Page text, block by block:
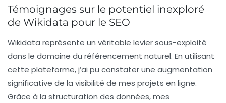
Témoignages sur le potentiel inexploré
de Wikidata pour le SEO
Wikidata représente un véritable levier sous-exploité
dans le domaine du référencement naturel. En utilisant
cette plateforme, j’ai pu constater une augmentation
significative de la visibilité de mes projets en ligne.
Grâce à la structuration des données, mes